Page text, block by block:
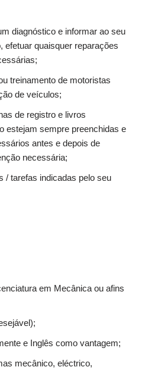
diagnóstico e informar ao seu
efetuar quaisquer reparações
treinamento de motoristas
de veículos;
de registro e livros
estejam sempre preenchidas e
antes e depois de
necessária;
/ tarefas indicadas pelo seu
em Mecânica ou afins
e Inglês como vantagem;
mecânico, eléctrico,